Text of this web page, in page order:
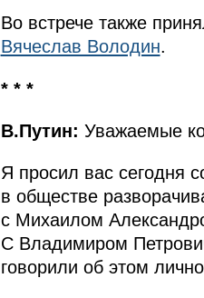
Во встрече также
Вячеслав Володин.
* * *
В.Путин: Уважаемые
Я просил вас сегодня
в обществе
с Михаилом
С Владимиром
говорили об этом